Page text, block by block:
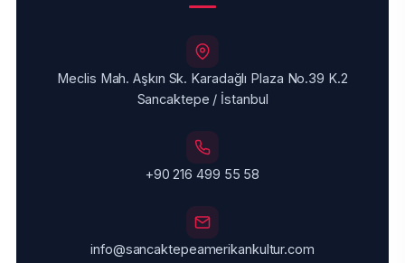
Meclis Mah. Aşkın Sk. Karadağlı Plaza No.39 K.2
Sancaktepe / İstanbul
+90 216 499 55 58
info@sancaktepeamerikankultur.com